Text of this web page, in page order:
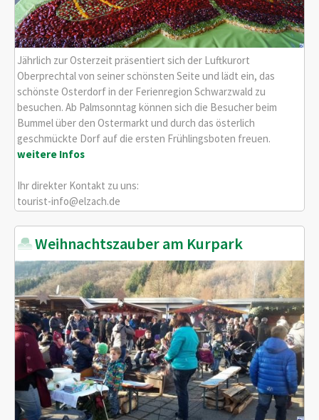
Jährlich zur Osterzeit präsentiert sich der Luftkurort
Oberprechtal von seiner schönsten Seite und lädt ein, das
schönste Osterdorf in der Ferienregion Schwarzwald zu
besuchen. Ab Palmsonntag können sich die Besucher beim
Bummel über den Ostermarkt und durch das österlich
geschmückte Dorf auf die ersten Frühlingsboten freuen.
weitere Infos
Ihr direkter Kontakt zu uns:
tourist-info@elzach.de
Weihnachtszauber am Kurpark